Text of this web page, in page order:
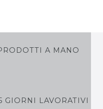
A MANO
GIORNI LAVORATIVI